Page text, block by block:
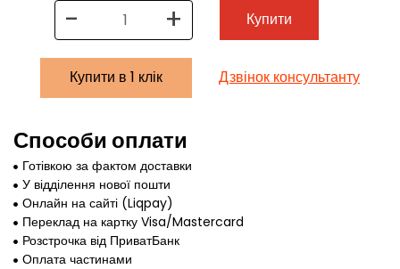
- + Купити
Купити в 1 клік Дзвінок консультанту
Способи оплати
Готівкою за фактом доставки
У відділення нової пошти
Онлайн на сайті (Liqpay)
Переклад на картку Visa/Mastercard
Розстрочка від ПриватБанк
Оплата частинами